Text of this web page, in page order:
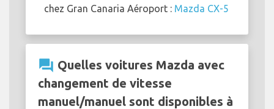
chez Gran Canaria Aéroport : Mazda CX-5
question_answer Quelles voitures Mazda avec
changement de vitesse
manuel/manuel sont disponibles à